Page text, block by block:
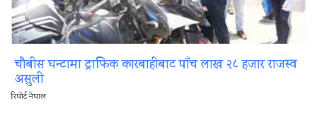
चौबीस घन्टामा ट्राफिक कारबाहीबाट पाँच लाख २८ हजार राजस्व
असुली
रिपोर्ट नेपाल